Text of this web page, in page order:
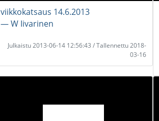
viikkokatsaus 14.6.2013
― W Iivarinen
Julkaistu 2013-06-14 12:56:43 / Tallennettu 2018-
03-16